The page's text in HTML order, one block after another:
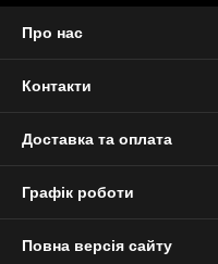
Про нас
Контакти
Доставка та оплата
Графік роботи
Повна версія сайту